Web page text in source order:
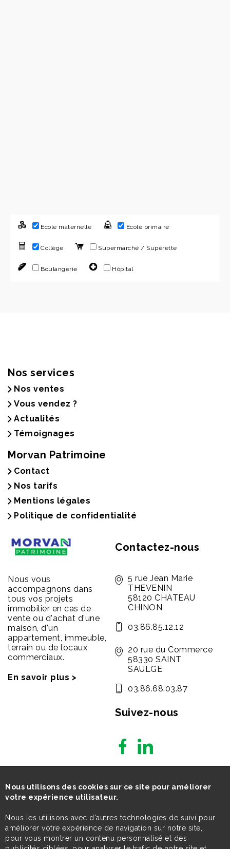
Ecole maternelle Ecole primaire
Collège Supermarché / Supérette
Boulangerie Hôpital
Nos services
Nos ventes
Vous vendez ?
Actualités
Témoignages
Morvan Patrimoine
Contact
Nos tarifs
Mentions légales
Politique de confidentialité
Nous vous
accompagnons dans
tous vos projets
immobilier en cas de
vente ou d'achat d'une
maison, d'un
appartement, immeuble,
terrain ou de locaux
commerciaux.
En savoir plus >
Contactez-nous
5 rue Jean Marie
THEVENIN
58120 CHATEAU
CHINON
03.86.85.12.12
20 rue du Commerce
58330 SAINT
SAULGE
03.86.68.03.87
Suivez-nous
Nous utilisons des cookies sur ce site pour améliorer
votre expérience utilisateur.
Nous les utilisons avec d'autres technologies de suivi pour
améliorer votre expérience de navigation sur notre site,
pour vous montrer un contenu personnalisé et des